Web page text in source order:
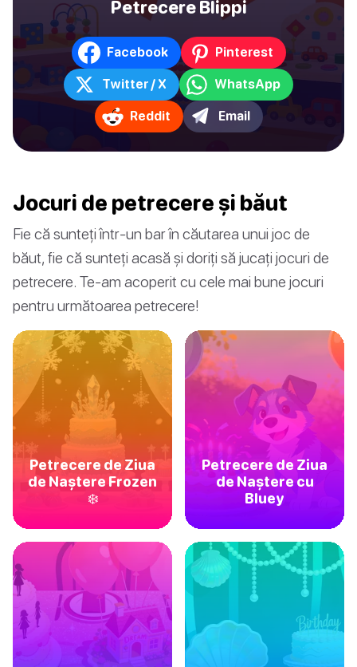
Petrecere Blippi
Facebook Pinterest
Twitter / X WhatsApp
Reddit Email
Jocuri de petrecere și băut
Fie că sunteți într-un bar în căutarea unui joc de
băut, fie că sunteți acasă și doriți să jucați jocuri de
petrecere. Te-am acoperit cu cele mai bune jocuri
pentru următoarea petrecere!
Petrecere de Ziua
de Naștere Frozen
❄️
Petrecere de Ziua
de Naștere cu
Bluey